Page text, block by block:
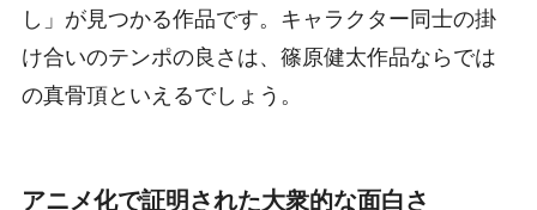
し」が見つかる作品です。キャラクター同士の掛
け合いのテンポの良さは、篠原健太作品ならでは
の真骨頂といえるでしょう。
アニメ化で証明された大衆的な面白さ